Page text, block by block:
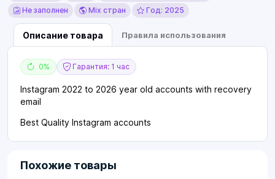
Не заполнен
Mix стран Год: 2025
Описание товара Правила использования
0% Гарантия: 1 час
Instagram 2022 to 2026 year old accounts with recovery
email
Best Quality Instagram accounts
Похожие товары